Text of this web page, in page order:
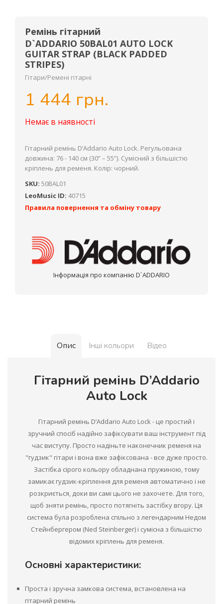
Ремінь гітарний
D`ADDARIO 50BAL01 AUTO LOCK
GUITAR STRAP (BLACK PADDED
STRIPES)
Гітари/Ремені гітарні
1 444 грн.
Немає в наявності
Гітарний ремінь D’Addario Auto Lock. Регульована
довжина: 76 - 140 см (30” – 55”). Сумісний з більшістю
кріплень для ременя. Колір: чорний.
SKU: 50BAL01
LeoMusic ID: 40715
Правила повернення та обміну товару
Інформація про компанію D`ADDARIO
Опис Інші кольори Відео
Гітарний ремінь D’Addario
Auto Lock
Гітарний ремінь D’Addario Auto Lock - це простий і
зручний спосіб надійно зафіксувати ваш інструмент під
час виступу. Просто надіньте наконечник ременя на
"гудзик" гітари і вона вже зафіксована - все дуже просто.
Застібка сірого кольору обладнана пружиною, тому
замикає гудзик-кріплення для ременя автоматично і не
розкриється, доки ви самі цього не захочете. Для того,
щоб зняти ремінь, просто потягніть застібку вгору. Ця
система була розроблена спільно з легендарним Недом
Стейнбергером (Ned Steinberger) і сумісна з більшістю
відомих кріплень для ременя.
Основні характеристики:
Проста і зручна замкова система, встановлена ​​на
гітарний ремінь